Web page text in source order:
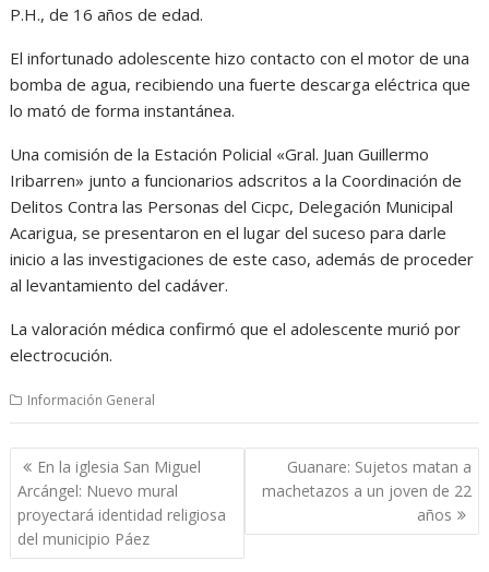
P.H., de 16 años de edad.
El infortunado adolescente hizo contacto con el motor de una
bomba de agua, recibiendo una fuerte descarga eléctrica que
lo mató de forma instantánea.
Una comisión de la Estación Policial «Gral. Juan Guillermo
Iribarren» junto a funcionarios adscritos a la Coordinación de
Delitos Contra las Personas del Cicpc, Delegación Municipal
Acarigua, se presentaron en el lugar del suceso para darle
inicio a las investigaciones de este caso, además de proceder
al levantamiento del cadáver.
La valoración médica confirmó que el adolescente murió por
electrocución.
Información General
Navegación
de
entradas
En la iglesia San Miguel
Arcángel: Nuevo mural
proyectará identidad religiosa
del municipio Páez
Guanare: Sujetos matan a
machetazos a un joven de 22
años